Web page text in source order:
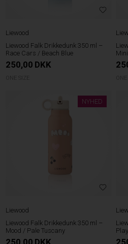
Liewood
Liewood Falk Drikkedunk 350 ml –
Race Cars / Beach Blue
250,00 DKK
ONE SIZE
NYHED
Liewood
Liewood Falk Drikkedunk 350 ml –
Mood / Pale Tuscany